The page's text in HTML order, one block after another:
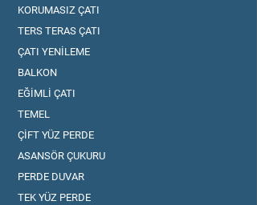
KORUMASIZ ÇATI
TERS TERAS ÇATI
ÇATI YENİLEME
BALKON
EĞİMLİ ÇATI
TEMEL
ÇİFT YÜZ PERDE
ASANSÖR ÇUKURU
PERDE DUVAR
TEK YÜZ PERDE